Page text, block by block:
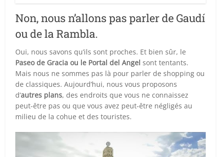
Non, nous n’allons pas parler de Gaudí
ou de la Rambla.
Oui, nous savons qu’ils sont proches. Et bien sûr, le
Paseo de Gracia ou le Portal del Angel sont tentants.
Mais nous ne sommes pas là pour parler de shopping ou
de classiques. Aujourd’hui, nous vous proposons
d’autres plans, des endroits que vous ne connaissez
peut-être pas ou que vous avez peut-être négligés au
milieu de la cohue et des touristes.